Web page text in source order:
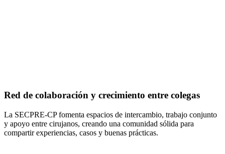
Red de colaboración y crecimiento entre colegas
La SECPRE-CP fomenta espacios de intercambio, trabajo conjunto
y apoyo entre cirujanos, creando una comunidad sólida para
compartir experiencias, casos y buenas prácticas.